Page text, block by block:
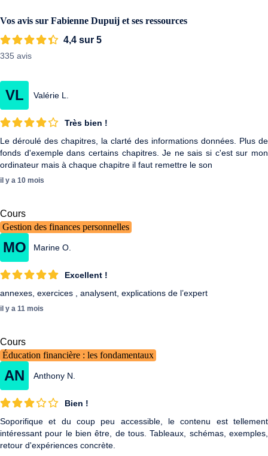
Vos avis sur Fabienne Dupuij et ses ressources
4,4 sur 5
335 avis
VL Valérie L.
Très bien !
Le déroulé des chapitres, la clarté des informations données. Plus de
fonds d'exemple dans certains chapitres. Je ne sais si c'est sur mon
ordinateur mais à chaque chapitre il faut remettre le son
il y a 10 mois
Cours
Gestion des finances personnelles
MO Marine O.
Excellent !
annexes, exercices , analysent, explications de l’expert
il y a 11 mois
Cours
Éducation financière : les fondamentaux
AN Anthony N.
Bien !
Soporifique et du coup peu accessible, le contenu est tellement
intéressant pour le bien être, de tous. Tableaux, schémas, exemples,
retour d'expériences concrète.